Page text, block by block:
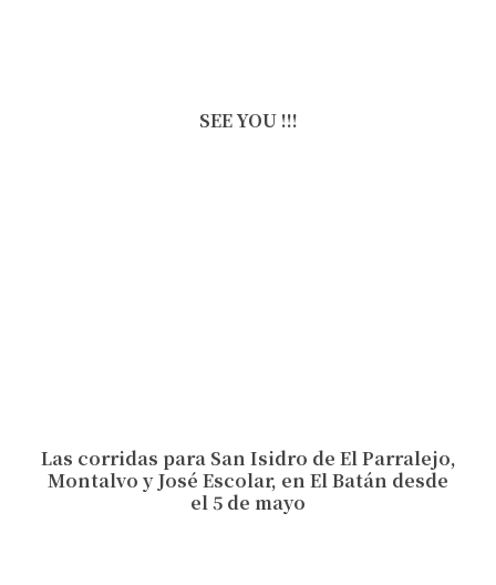
SEE YOU !!!
Las corridas para San Isidro de El Parralejo,
Montalvo y José Escolar, en El Batán desde
el 5 de mayo